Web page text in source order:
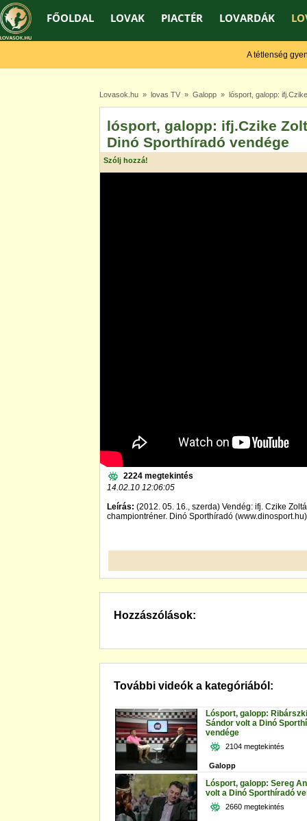
FŐOLDAL LOVAK PIACTÉR LOVARDÁK
A tétlenség
Lovasok.hu» lovas TV» Galopp» lósport, galopp: ifj.Czike
lósport, galopp: ifj.Czike
Dinó Sporthíradó vendége
Szólj hozzá!
2224 megtekintés
14.02.10 12:06:05
Leírás: (2012. 05. 16., szerda) Vendég: ifj. Czike
championtréner. Dinó Sporthíradó (www.dinosport.hu)
Hozzászólások:
További videók a kategóriából:
Lósport, galopp: Ribárszki
Sándor volt a Dinó
vendége
2104 megtekintés
Galopp
Lósport, galopp: Sereg
volt a Dinó Sporthíradó
2660 megtekintés